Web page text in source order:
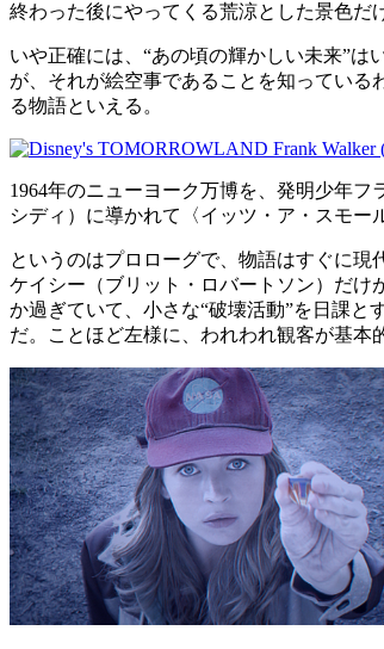
終わった後にやってくる荒涼とした景色だ
いや正確には、“あの頃の輝かしい未来”
が、それが絵空事であることを知っている
る物語といえる。
1964年のニューヨーク万博を、発明少年
シディ）に導かれて〈イッツ・ア・スモー
というのはプロローグで、物語はすぐに
ケイシー（ブリット・ロバートソン）だけ
か過ぎていて、小さな“破壊活動”を日課と
だ。ことほど左様に、われわれ観客が基本